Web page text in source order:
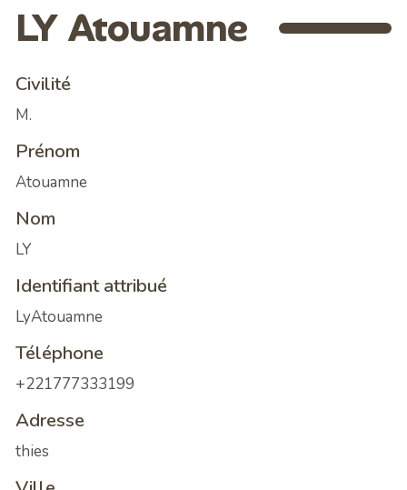
LY Atouamne
Civilité
M.
Prénom
Atouamne
Nom
LY
Identifiant attribué
LyAtouamne
Téléphone
+221777333199
Adresse
thies